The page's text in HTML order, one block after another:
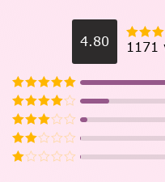
4.80 1171